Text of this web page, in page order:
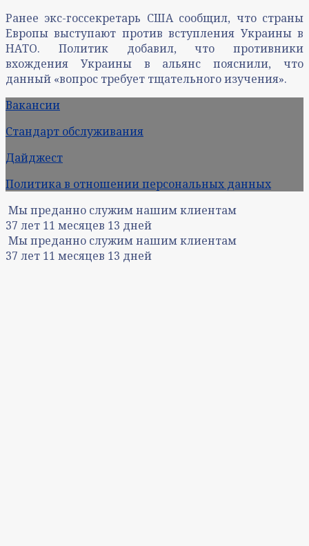
Ранее экс-госсекретарь США сообщил, что страны
Европы выступают против вступления Украины в
НАТО. Политик добавил, что противники
вхождения Украины в альянс пояснили, что
данный «вопрос требует тщательного изучения».
Вакансии
Стандарт обслуживания
Дайджест
Политика в отношении персональных данных
Мы преданно служим нашим клиентам
37 лет 11 месяцев 13 дней
Мы преданно служим нашим клиентам
37 лет 11 месяцев 13 дней